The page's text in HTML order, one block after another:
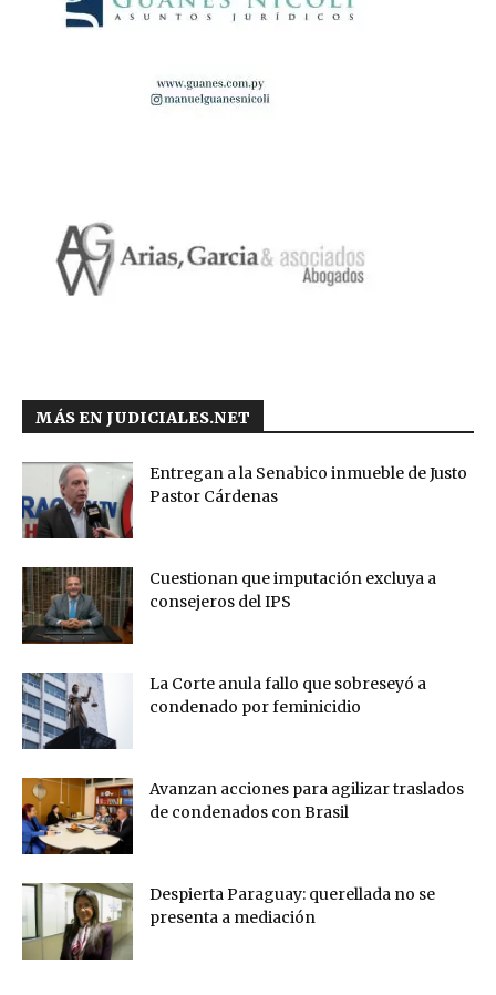
MÁS EN JUDICIALES.NET
Entregan a la Senabico inmueble de Justo
Pastor Cárdenas
Cuestionan que imputación excluya a
consejeros del IPS
La Corte anula fallo que sobreseyó a
condenado por feminicidio
Avanzan acciones para agilizar traslados
de condenados con Brasil
Despierta Paraguay: querellada no se
presenta a mediación